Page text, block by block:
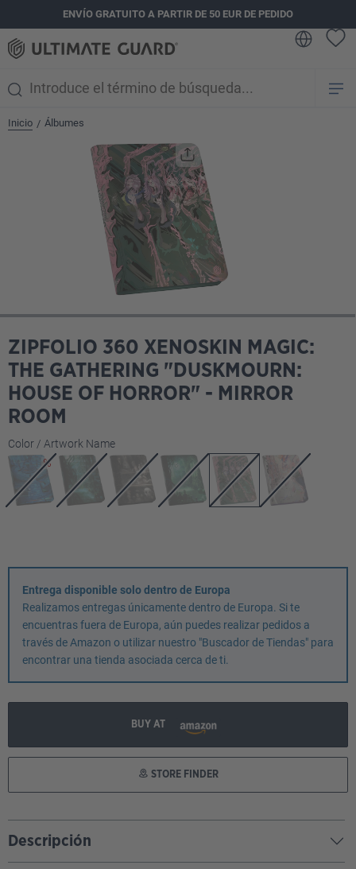
principalENVÍO GRATUITO A PARTIR DE 50 EUR DE PEDIDO
Inicio / Álbumes
Omitir galería de imágenes
ZIPFOLIO 360 XENOSKIN MAGIC:
THE GATHERING "DUSKMOURN:
HOUSE OF HORROR" - MIRROR
ROOM
Seleccione
Color / Artwork Name
Entrega disponible solo dentro de Europa
Realizamos entregas únicamente dentro de Europa. Si te
encuentras fuera de Europa, aún puedes realizar pedidos a
través de Amazon o utilizar nuestro "Buscador de Tiendas" para
encontrar una tienda asociada cerca de ti.
BUY AT
STORE FINDER
Descripción